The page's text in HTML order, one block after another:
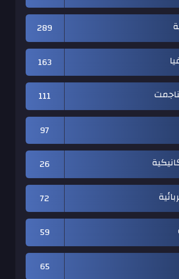
289
163
111
97
26
72
59
65